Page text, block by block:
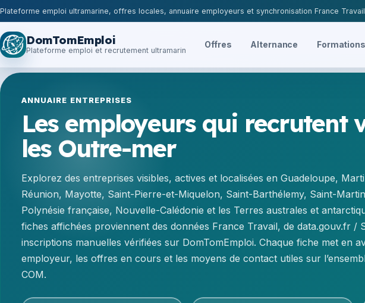
Plateforme emploi ultramarine, offres locales, annuaire employeurs et synchronisation France
DomTomEmploi
Plateforme emploi et recrutement ultramarin
Offres Alternance Formations
ANNUAIRE ENTREPRISES
Les employeurs qui recrutent
les Outre-mer
Explorez des entreprises visibles, actives et localisées en Guadeloupe,
Réunion, Mayotte, Saint-Pierre-et-Miquelon, Saint-Barthélemy, Saint-
Polynésie française, Nouvelle-Calédonie et les Terres australes et
fiches affichées proviennent des données France Travail, de data.gouv.fr /
inscriptions manuelles vérifiées sur DomTomEmploi. Chaque fiche met en
employeur, les offres en cours et les moyens de contact utiles sur
COM.